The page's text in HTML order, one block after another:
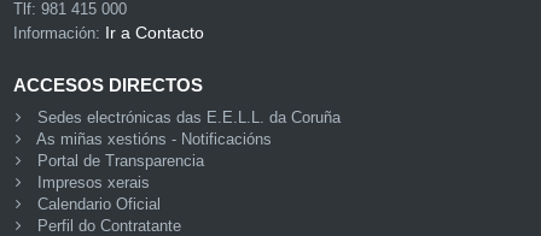
Tlf: 981 415 000
Información: Ir a Contacto
ACCESOS DIRECTOS
Sedes electrónicas das E.E.L.L. da Coruña
As miñas xestións - Notificacións
Portal de Transparencia
Impresos xerais
Calendario Oficial
Perfil do Contratante